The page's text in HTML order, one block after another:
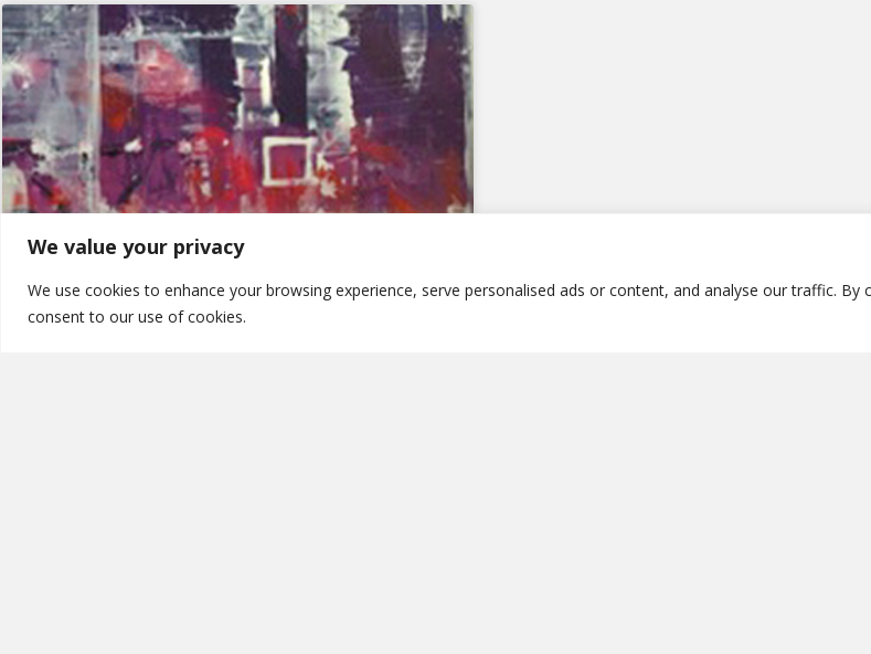
We value your privacy
We use cookies to enhance your browsing experience, serve personalised ads or content, and analyse our traffic. By
consent to our use of cookies.